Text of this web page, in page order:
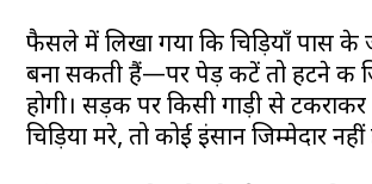
फैसले में लिखा गया कि चिड़ियाँ पास
बना सकती हैं—पर पेड़ कटें तो हटने की
होगी। सड़क पर किसी गाड़ी से
चिड़िया मरे, तो कोई इंसान जिम्मेदार नहीं